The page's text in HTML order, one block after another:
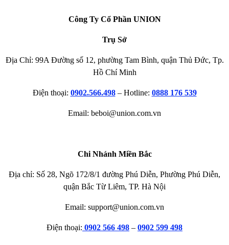
Công Ty Cổ Phần UNION
Trụ Sở
Địa Chỉ: 99A Đường số 12, phường Tam Bình, quận Thủ Đức, Tp.
Hồ Chí Minh
Điện thoại: 0902.566.498– Hotline: 0888 176 539
Email: beboi@union.com.vn
Chi Nhánh Miền Bắc
Địa chỉ: Số 28, Ngõ 172/8/1 đường Phú Diễn, Phường Phú Diễn,
quận Bắc Từ Liêm, TP. Hà Nội
Email: support@union.com.vn
Điện thoại: 0902 566 498 – 0902 599 498